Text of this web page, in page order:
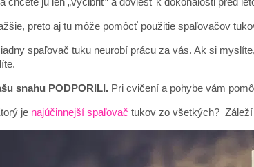
preto aj tu môže pomôcť použitie spaľovačov
spaľovač tuku neurobí prácu za vás. Ak si
snahu PODPORILI. Pri cvičení a pohybe vám
je najúčinnejší spaľovač tukov zo všetkých?